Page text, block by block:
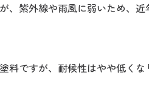
紫外線や雨風に弱いため、近
料ですが、耐候性はやや低く